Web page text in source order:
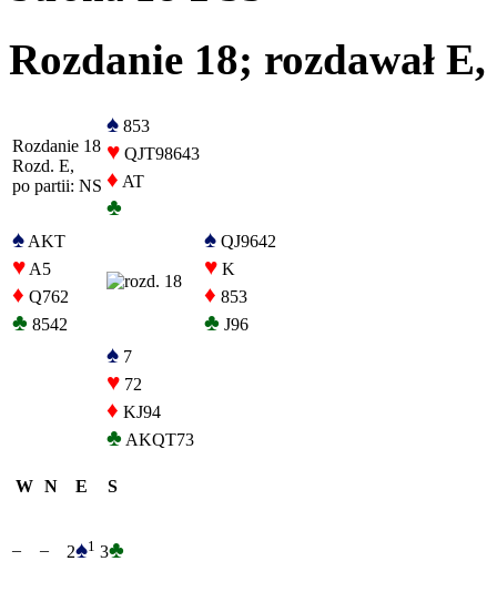
Rozdanie 18; rozdawał
Rozdanie 18
Rozd. E,
po partii: NS
♠ 853
♥ QJT98643
♦ AT
♣
♠AKT
♥A5
♦ Q762
♣ 8542
♠ QJ9642
♥ K
♦ 853
♣ J96
♠ 7
♥ 72
♦ KJ94
♣AKQT73
W N E S
– – 2♠1 3♣